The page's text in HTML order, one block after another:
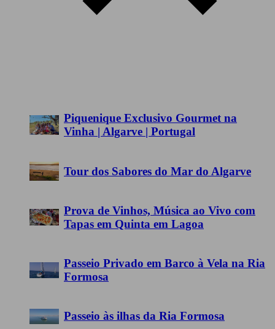
Piquenique Exclusivo Gourmet na
Vinha | Algarve | Portugal
Tour dos Sabores do Mar do Algarve
Prova de Vinhos, Música ao Vivo com
Tapas em Quinta em Lagoa
Passeio Privado em Barco à Vela na Ria
Formosa
Passeio às ilhas da Ria Formosa